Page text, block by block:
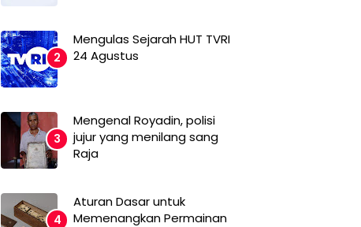
Mengulas Sejarah HUT TVRI
24 Agustus
Mengenal Royadin, polisi
jujur yang menilang sang
Raja
Aturan Dasar untuk
Memenangkan Permainan